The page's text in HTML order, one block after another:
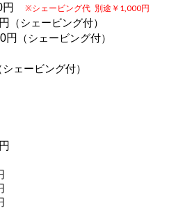
※シェービング代 別途￥1,000円
（シェービング付）
円 （シェービング付）
シェービング付）